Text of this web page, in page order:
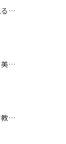
格式高い書院造に見る金剛峯寺の中世から近世への変遷
胡麻豆腐がもたらす美肌の秘密：ビタミンEと抗酸化成分の力
空海の誕生と真言密教の始まり：お遍路伝説の起点